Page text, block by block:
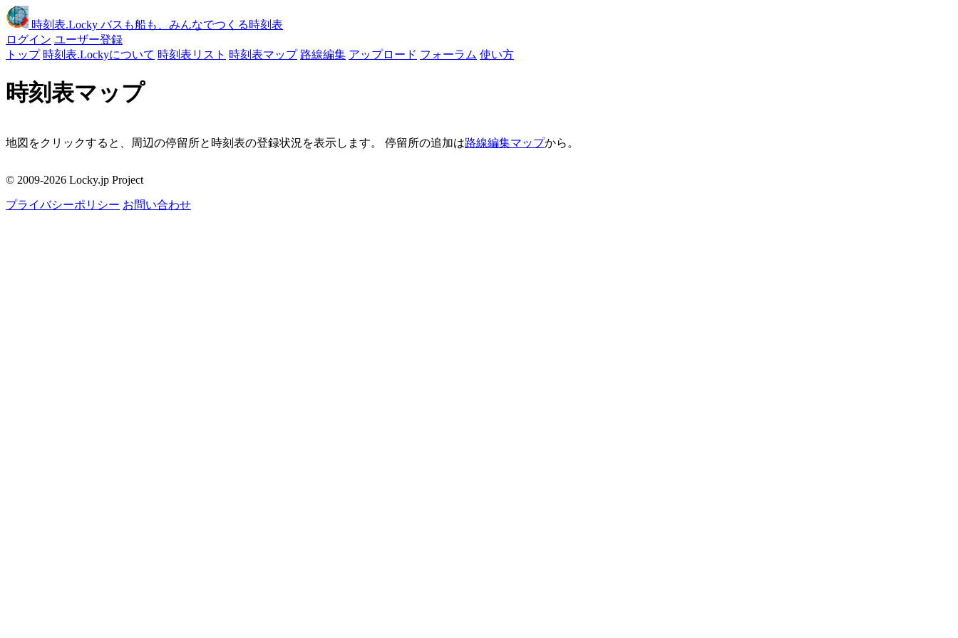
時刻表.Locky バスも船も、みんなでつくる時刻表
ログイン ユーザー登録
トップ 時刻表.Lockyについて 時刻表リスト 時刻表マップ 路線編集 アップロード フォーラム 使い方
時刻表マップ
地図をクリックすると、周辺の停留所と時刻表の登録状況を表示します。 停留所の追加は路線編集マップから。
周辺の停留所
© 2009-2026 Locky.jp Project
プライバシーポリシー お問い合わせ